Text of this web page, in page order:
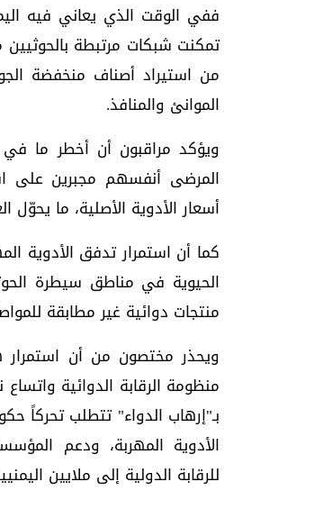
ففي الوقت الذي يعاني فيه
تمكنت شبكات مرتبطة بالحوثيين
من استيراد أصناف منخفضة
الموانئ والمنافذ.
ويؤكد مراقبون أن أخطر ما
المرضى أنفسهم مجبرين على
أسعار الأدوية الأصلية، ما
كما أن استمرار تدفق الأدوية
الحيوية في مناطق سيطرة
منتجات دوائية غير مطابقة
ويحذر مختصون من أن استمرار
منظومة الرقابة الدوائية
بـ"إرهاب الدواء" تتطلب تحركاً
الأدوية المهربة، ودعم
للرقابة الدولية إلى ملايين